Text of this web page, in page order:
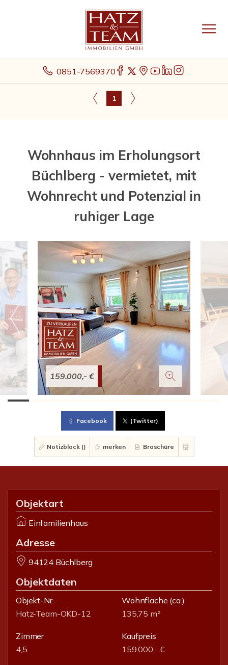
0851-7569370
1
Wohnhaus im Erholungsort
Büchlberg - vermietet, mit
Wohnrecht und Potenzial in
ruhiger Lage
159.000,- €
Facebook (Twitter)
Notizblock () merken Broschüre
Objektart
Einfamilienhaus
Adresse
94124 Büchlberg
Objektdaten
Objekt-Nr.
Hatz-Team-OKD-12
Wohnfläche (ca.)
135,75 m²
Zimmer
4,5
Kaufpreis
159.000,- €